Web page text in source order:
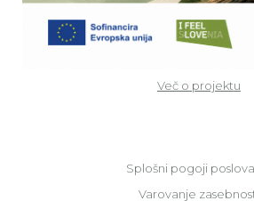
Več o projektu
Splošni pogoji
Varovanje